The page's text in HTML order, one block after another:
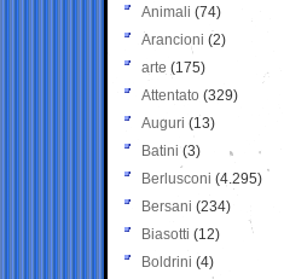
Animali (74)
Arancioni (2)
arte (175)
Attentato (329)
Auguri (13)
Batini (3)
Berlusconi (4.295)
Bersani (234)
Biasotti (12)
Boldrini (4)